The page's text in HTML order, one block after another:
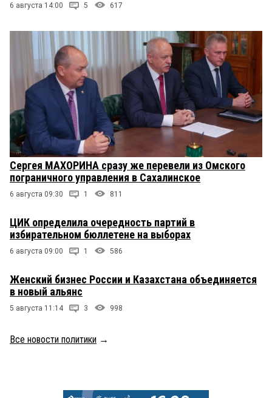
6 августа 14:00 5 617
Сергея МАХОРИНА сразу же перевели из Омского
пограничного управления в Сахалинское
6 августа 09:30 1 811
ЦИК определила очередность партий в
избирательном бюллетене на выборах
6 августа 09:00 1 586
Женский бизнес России и Казахстана объединяется
в новый альянс
5 августа 11:14 3 998
Все новости политики →